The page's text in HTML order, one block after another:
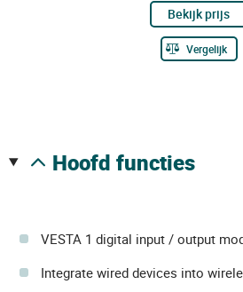
Bekijk prijs
Vergelijk
hoofd functies
VESTA 1 digital input / output
Integrate wired devices into